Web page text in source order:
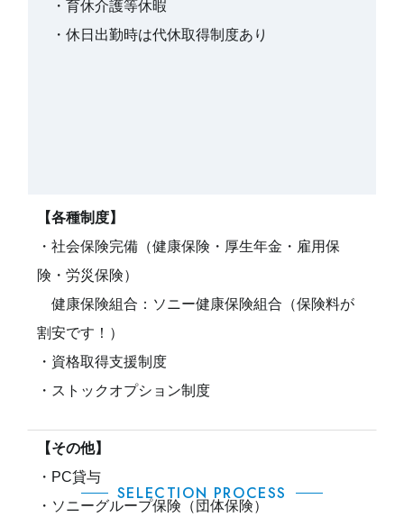
・育休介護等休暇
・休日出勤時は代休取得制度あり
【各種制度】
・社会保険完備（健康保険・厚生年金・雇用保
険・労災保険）
健康保険組合：ソニー健康保険組合（保険料が
割安です！）
・資格取得支援制度
・ストックオプション制度
【その他】
・PC貸与
・ソニーグループ保険（団体保険）
SELECTION PROCESS